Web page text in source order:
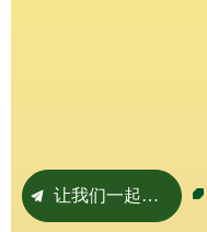
끔 让我们一起努力